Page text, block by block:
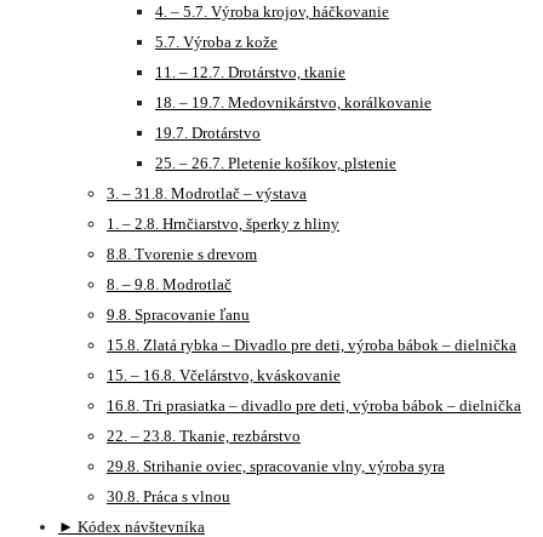
4. – 5.7. Výroba krojov, háčkovanie
5.7. Výroba z kože
11. – 12.7. Drotárstvo, tkanie
18. – 19.7. Medovnikárstvo, korálkovanie
19.7. Drotárstvo
25. – 26.7. Pletenie košíkov, plstenie
3. – 31.8. Modrotlač – výstava
1. – 2.8. Hrnčiarstvo, šperky z hliny
8.8. Tvorenie s drevom
8. – 9.8. Modrotlač
9.8. Spracovanie ľanu
15.8. Zlatá rybka – Divadlo pre deti, výroba bábok – dielnička
15. – 16.8. Včelárstvo, kváskovanie
16.8. Tri prasiatka – divadlo pre deti, výroba bábok – dielnička
22. – 23.8. Tkanie, rezbárstvo
29.8. Strihanie oviec, spracovanie vlny, výroba syra
30.8. Práca s vlnou
► Kódex návštevníka